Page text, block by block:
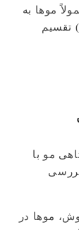
موها به
تقسیم
مو با
موها در